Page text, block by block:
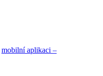
mobilní aplikaci –